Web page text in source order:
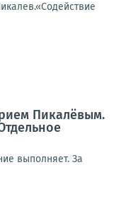
Пикалёвым.
выполняет. За